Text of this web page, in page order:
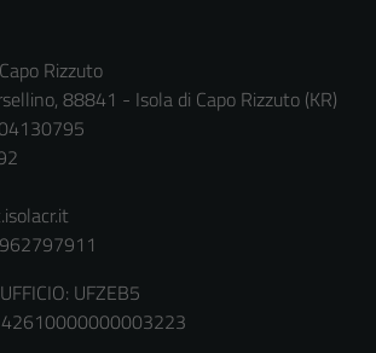
Rizzuto
88841 - Isola di Capo Rizzuto (KR)
UFZEB5
Questi cookie
sono